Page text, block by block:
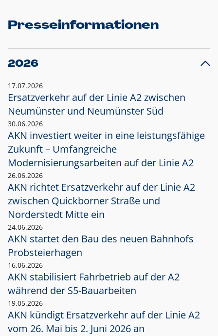
Presseinformationen
2026
17.07.2026
Ersatzverkehr auf der Linie A2 zwischen
Neumünster und Neumünster Süd
30.06.2026
AKN investiert weiter in eine leistungsfähige
Zukunft – Umfangreiche
Modernisierungsarbeiten auf der Linie A2
26.06.2026
AKN richtet Ersatzverkehr auf der Linie A2
zwischen Quickborner Straße und
Norderstedt Mitte ein
24.06.2026
AKN startet den Bau des neuen Bahnhofs
Probsteierhagen
16.06.2026
AKN stabilisiert Fahrbetrieb auf der A2
während der S5-Bauarbeiten
19.05.2026
AKN kündigt Ersatzverkehr auf der Linie A2
vom 26. Mai bis 2. Juni 2026 an